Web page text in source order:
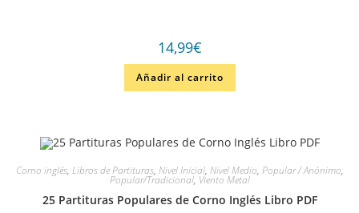
14,99€
Añadir al carrito
Corno inglés, Libros de Partituras, Nivel Inicial, Nivel Medio, Popular / Anónimo,
Popular/Tradicional, Viento Metal
25 Partituras Populares de Corno Inglés Libro PDF